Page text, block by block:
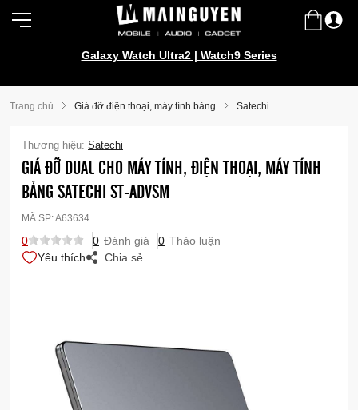
Galaxy Watch Ultra2 | Watch9 Series
Trang chủ Giá đỡ điện thoại, máy tính bảng Satechi
Thương hiệu: Satechi
GIÁ ĐỠ DUAL CHO MÁY TÍNH, ĐIỆN THOẠI, MÁY TÍNH
BẢNG SATECHI ST-ADVSM
MÃ SP:A63634
0 0 Đánh giá 0 Thảo luận
Yêu thích
Chia sẻ